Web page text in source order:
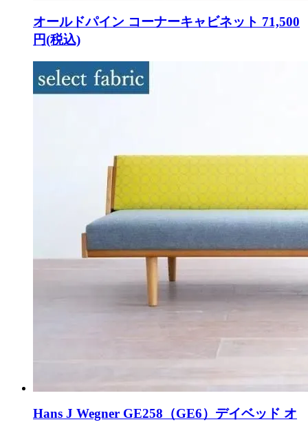
オールドパイン コーナーキャビネット 71,500
円(税込)
Hans J Wegner GE258（GE6）デイベッド オ